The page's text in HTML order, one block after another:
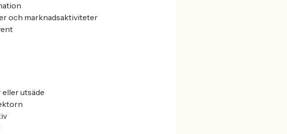
och marknadsaktiviteter
utsäde